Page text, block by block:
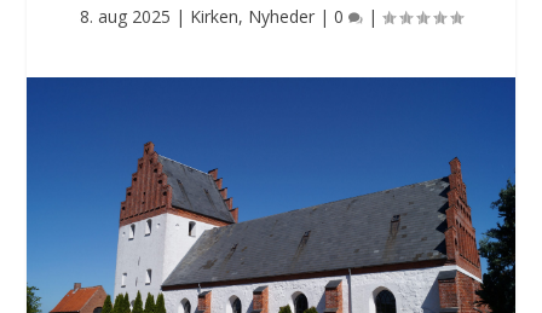
8. aug 2025 | Kirken, Nyheder | 0 |